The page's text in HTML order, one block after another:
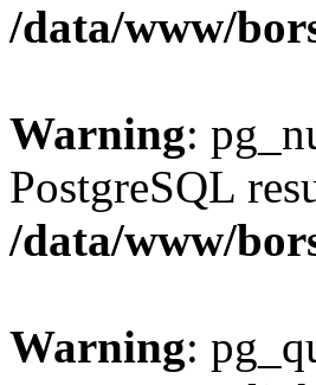
/data/www/
Warning:
PostgreSQL
/data/www/
Warning: